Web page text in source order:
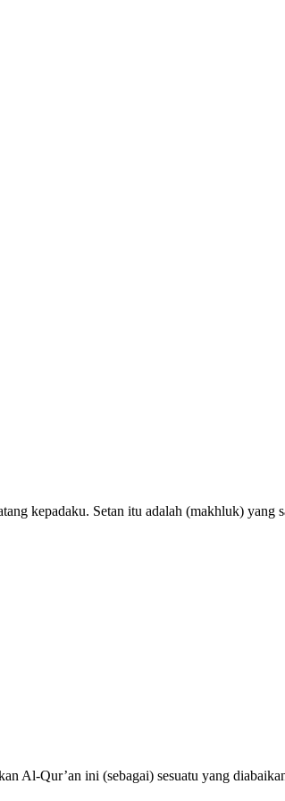
kepadaku. Setan itu adalah (makhluk) yang
Al-Qur’an ini (sebagai) sesuatu yang